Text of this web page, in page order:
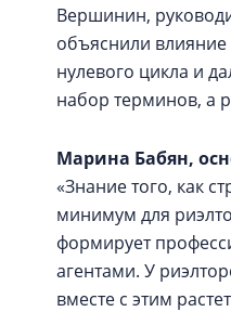
Вершинин,
объяснили влияние
нулевого цикла и
набор терминов, а
Марина Бабян,
«Знание того, как
минимум для
формирует
агентами. У
вместе с этим